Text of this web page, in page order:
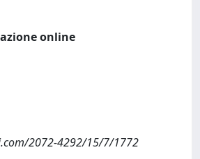
online
2072-4292/15/7/1772